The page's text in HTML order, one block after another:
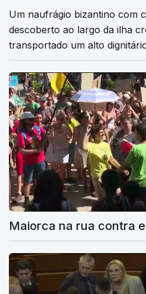
Um naufrágio bizantino com
descoberto ao largo da ilha
transportado um alto
Maiorca na rua contra